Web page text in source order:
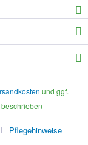
und ggf.
Pflegehinweise